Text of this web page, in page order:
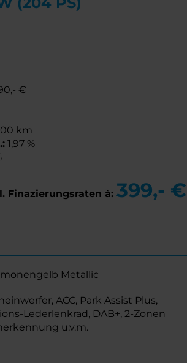
€
km
1,97 %
Finazierungsraten à: 399,- €
Metallic
ACC, Park Assist Plus,
Lederlenkrad, DAB+, 2-Zonen
u.v.m.